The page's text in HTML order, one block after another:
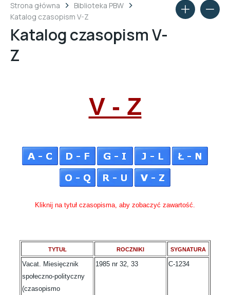
Strona główna
Biblioteka PBW
Katalog czasopism V-Z
Katalog czasopism V-
Z
V - Z
Kliknij na tytuł czasopisma, aby zobaczyć zawartość.
TYTUŁ ROCZNIKI SYGNATURA
Vacat. Miesięcznik
społeczno-polityczny
(czasopismo
1985 nr 32, 33 C-1234